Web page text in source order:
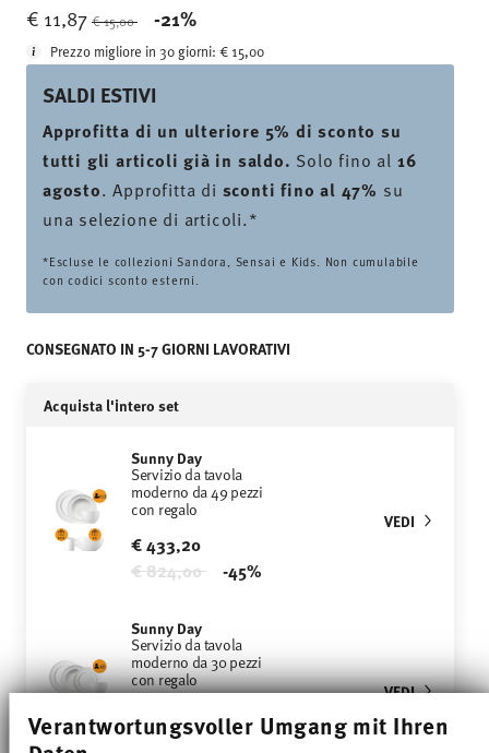
Verantwortungsvoller Umgang mit Ihren
€ 11,87 Price reduced from
€ 15,00 -21%
Prezzo migliore in 30 giorni:€ 15,00
SALDI ESTIVI
Approfitta di un ulteriore 5% di sconto su
tutti gli articoli già in saldo. Solo fino al 16
agosto. Approfitta di sconti fino al 47% su
una selezione di articoli.*
*Escluse le collezioni Sandora, Sensai e Kids. Non cumulabile
con codici sconto esterni.
CONSEGNATO IN 5-7 GIORNI LAVORATIVI
Acquista l'intero set
Sunny Day
Servizio da tavola
moderno da 49 pezzi
con regalo
€ 433,20
Price reduced from
€ 824,00to -45%
VEDI
Sunny Day
Servizio da tavola
moderno da 30 pezzi
con regalo
€ 267,90
Price reduced from
€ 456,00to-38%
VEDI